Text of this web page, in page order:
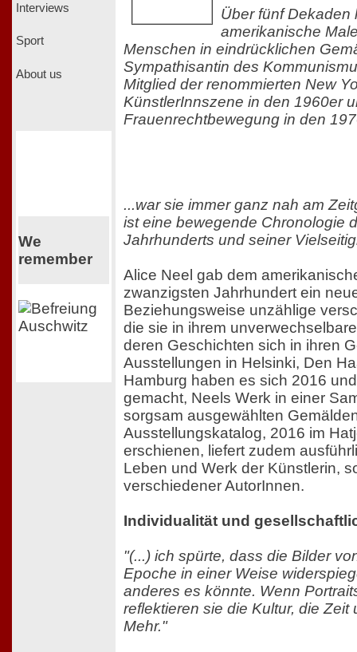
Interviews
Sport
About us
We
remember
Über fünf Dekaden
amerikanische
Menschen in eindrücklichen
Sympathisantin des
Mitglied der renommierten New
KünstlerInnszene in den 1960er
Frauenrechtbewegung in den
...war sie immer ganz nah am
ist eine bewegende Chronologie
Jahrhunderts und seiner
Alice Neel gab dem
zwanzigsten Jahrhundert ein
Beziehungsweise unzählige
die sie in ihrem
deren Geschichten sich in ihren
Ausstellungen in Helsinki, Den
Hamburg haben es sich 2016
gemacht, Neels Werk in einer
sorgsam ausgewählten
Ausstellungskatalog, 2016 im
erschienen, liefert zudem
Leben und Werk der Künstlerin,
verschiedener AutorInnen.
Individualität und
"(...) ich spürte, dass die Bilder
Epoche in einer Weise
anderes es könnte. Wenn
reflektieren sie die Kultur, die Zeit
Mehr."